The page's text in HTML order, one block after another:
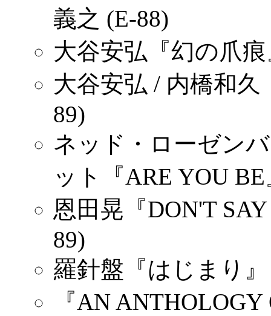
義之 (E-88)
大谷安弘『幻の爪
大谷安弘 / 内橋和
89)
ネッド・ローゼン
ット『ARE YOU
恩田晃『DON'T
89)
羅針盤『はじまり
『AN